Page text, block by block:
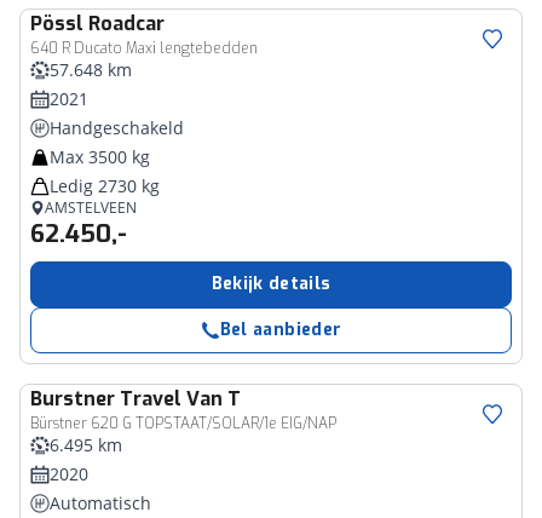
Pössl Roadcar
640 R Ducato Maxi lengtebedden
57.648 km
2021
Handgeschakeld
Max 3500 kg
Ledig 2730 kg
AMSTELVEEN
62.450,-
Bekijk details
Bel aanbieder
Burstner Travel Van T
Bürstner 620 G TOPSTAAT/SOLAR/1e EIG/NAP
6.495 km
2020
Automatisch